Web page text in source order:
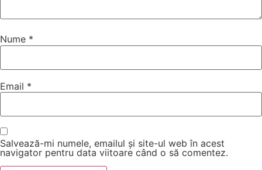
Nume *
Email *
Salvează-mi numele, emailul și site-ul web în acest
navigator pentru data viitoare când o să comentez.